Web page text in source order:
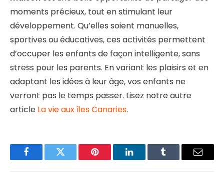
moments précieux, tout en stimulant leur
développement. Qu’elles soient manuelles,
sportives ou éducatives, ces activités permettent
d’occuper les enfants de façon intelligente, sans
stress pour les parents. En variant les plaisirs et en
adaptant les idées à leur âge, vos enfants ne
verront pas le temps passer. Lisez notre autre
article La vie aux îles Canaries.
FacebookTwitter Pinterest LinkedInTumblr Email